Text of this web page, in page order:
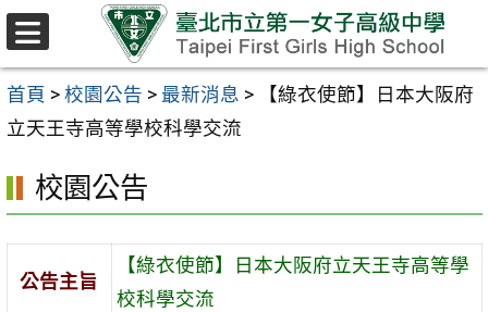
跳至主要內容區
首頁 > 校園公告 > 最新消息 >
【綠衣使節】日本大阪府
立天王寺高等學校科學交流
校園公告
公告主旨
【綠衣使節】日本大阪府立天王寺高等學
校科學交流
選
單